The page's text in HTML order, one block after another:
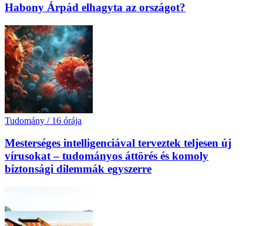
Habony Árpád elhagyta az országot?
Tudomány / 16 órája
Mesterséges intelligenciával terveztek teljesen új
vírusokat – tudományos áttörés és komoly
biztonsági dilemmák egyszerre